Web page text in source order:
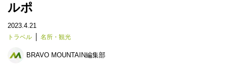
ルポ
2023.4.21
トラベル 名所・観光
BRAVO MOUNTAIN編集部